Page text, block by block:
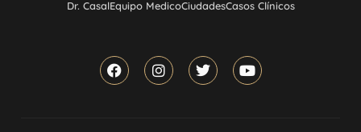
Dr. CasalEquipo MedicoCiudadesCasos Clínicos